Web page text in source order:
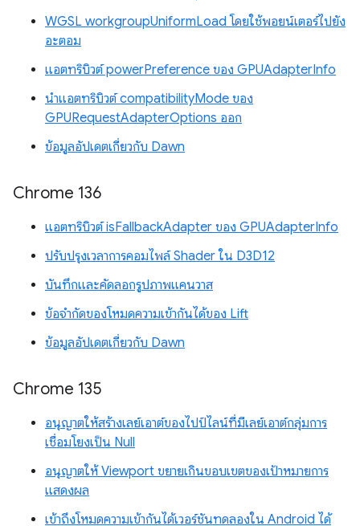
WGSL workgroupUniformLoad โดยใช้พอยน์เตอร์ไปยัง
อะตอม
แอตทริบิวต์ powerPreference ของ GPUAdapterInfo
นำแอตทริบิวต์ compatibilityMode ของ
GPURequestAdapterOptions ออก
ข้อมูลอัปเดตเกี่ยวกับ Dawn
Chrome 136
แอตทริบิวต์ isFallbackAdapter ของ GPUAdapterInfo
ปรับปรุงเวลาการคอมไพล์ Shader ใน D3D12
บันทึกและคัดลอกรูปภาพแคนวาส
ข้อจำกัดของโหมดความเข้ากันได้ของ Lift
ข้อมูลอัปเดตเกี่ยวกับ Dawn
Chrome 135
อนุญาตให้สร้างเลย์เอาต์ของไปป์ไลน์ที่มีเลย์เอาต์กลุ่มการ
เชื่อมโยงเป็น Null
อนุญาตให้ Viewport ขยายเกินขอบเขตของเป้าหมายการ
แสดงผล
เข้าถึงโหมดความเข้ากันได้เวอร์ชันทดลองใน Android ได้